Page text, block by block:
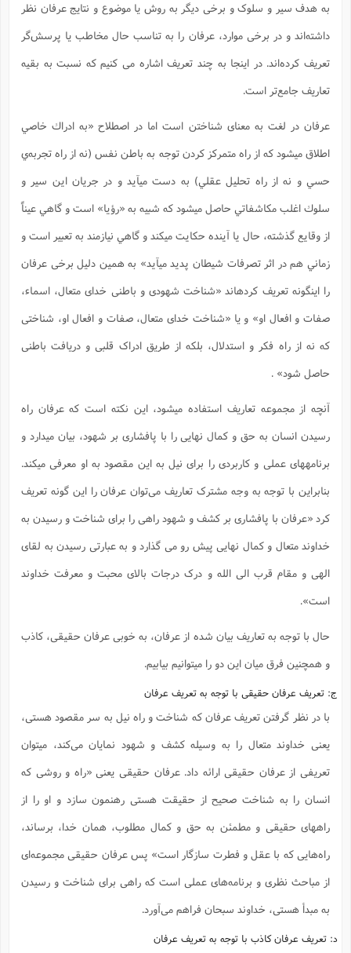
به هدف سیر و سلوک و برخی دیگر به روش یا موضوع و نتایج عرفان نظر
داشته‌اند و در برخی موارد، عرفان را به تناسب حال مخاطب یا پرسش‌گر
تعریف کرده‌اند. در اینجا به چند تعریف اشاره می کنیم که نسبت به بقیه
تعاریف جامع‌تر است.
عرفان در لغت به معنای شناختن است اما در اصطلاح «به ادراك خاصي
اطلاق مي‏شود كه از راه متمركز كردن توجه به باطن نفس (نه از راه تجربه‌ي
حسي و نه از راه تحليل عقلي) به دست مي‏آيد و در جريان اين سير و
سلوك اغلب مكاشفاتي حاصل مي‏شود كه شبيه به «رؤيا» است و گاهي عيناً
از وقايع گذشته، حال يا آينده حكايت مي‏كند و گاهي نيازمند به تعبير است و
زماني هم در اثر تصرفات شيطان پديد مي‏آيد» به همین دلیل برخی عرفان
را اینگونه تعریف کردهاند «شناخت شهودی و باطنی خدای متعال، اسماء،
صفات و افعال او» و یا «شناخت خدای متعال، صفات و افعال او، شناختی
که نه از راه فکر و استدلال، بلکه از طریق ادراک قلبی و دریافت باطنی
حاصل شود» .
آنچه از مجموعه تعاریف استفاده میشود، این نکته است که عرفان راه
رسیدن انسان به حق و کمال نهایی را با پافشاری بر شهود، بیان میدارد و
برنامههای عملی و کاربردی را برای نیل به این مقصود به او معرفی میکند.
بنابراین با توجه به وجه مشترک تعاریف می‌توان عرفان را این گونه تعریف
کرد «عرفان با پافشاری بر کشف و شهود راهی را برای شناخت و رسیدن به
خداوند متعال و کمال نهایی پیش رو می گذارد و به عبارتی رسیدن به لقای
الهی و مقام قرب الی الله و درک درجات بالای محبت و معرفت خداوند
است».
حال با توجه به تعاریف بیان شده از عرفان، به خوبی عرفان حقیقی، کاذب
و همچنین فرق میان این دو را میتوانیم بیابیم.
ج: تعریف عرفان حقیقی با توجه به تعریف عرفان
با در نظر گرفتن تعریف عرفان که شناخت و راه نیل به سر مقصود هستی،
یعنی خداوند متعال را به وسیله کشف و شهود نمایان می‌کند، میتوان
تعریفی از عرفان حقیقی ارائه داد. عرفان حقیقی یعنی «راه و روشی که
انسان را به شناخت صحیح از حقیقت هستی رهنمون سازد و او را از
راههای حقیقی و مطمئن به حق و کمال مطلوب، همان خدا، برساند،
راه‌هایی که با عقل و فطرت سازگار است» پس عرفان حقیقی مجموعه‌ای
از مباحث نظری و برنامه‌های عملی است که راهی برای شناخت و رسیدن
به مبدأ هستی، خداوند سبحان فراهم می‌آورد.
د: تعریف عرفان کاذب با توجه به تعریف عرفان